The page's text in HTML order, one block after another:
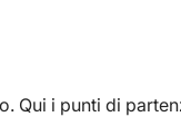
Qui i punti di